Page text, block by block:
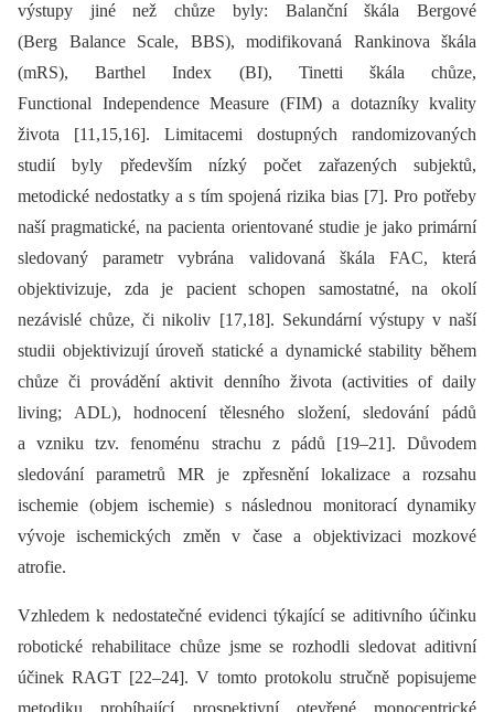
výstupy jiné než chůze byly: Balanční škála Bergové
(Berg Balance Scale, BBS), modifikovaná Rankinova škála
(mRS), Barthel Index (BI), Tinetti škála chůze,
Functional Independence Measure (FIM) a dotazníky kvality
života [11,15,16]. Limitacemi dostupných randomizovaných
studií byly především nízký počet zařazených subjektů,
metodické nedostatky a s tím spojená rizika bias [7]. Pro potřeby
naší pragmatické, na pacienta orientované studie je jako primární
sledovaný parametr vybrána validovaná škála FAC, která
objektivizuje, zda je pacient schopen samostatné, na okolí
nezávislé chůze, či nikoliv [17,18]. Sekundární výstupy v naší
studii objektivizují úroveň statické a dynamické stability během
chůze či provádění aktivit denního života (activities of daily
living; ADL), hodnocení tělesného složení, sledování pádů
a vzniku tzv. fenoménu strachu z pádů [19–21]. Důvodem
sledování parametrů MR je zpřesnění lokalizace a rozsahu
ischemie (objem ischemie) s následnou monitorací dynamiky
vývoje ischemických změn v čase a objektivizaci mozkové
atrofie.
Vzhledem k nedostatečné evidenci týkající se aditivního účinku
robotické rehabilitace chůze jsme se rozhodli sledovat aditivní
účinek RAGT [22–24]. V tomto protokolu stručně popisujeme
metodiku probíhající prospektivní otevřené monocentrické